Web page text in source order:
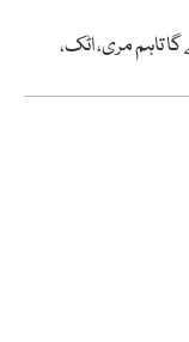
تاہم مری، اٹک،